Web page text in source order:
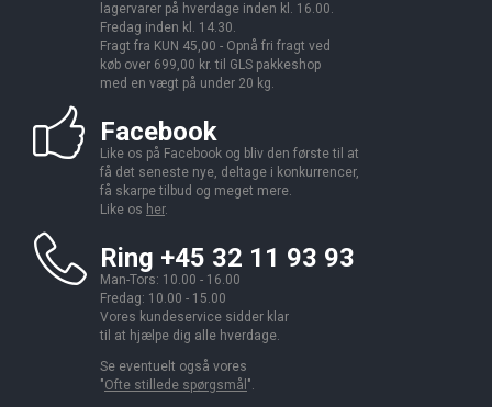
lagervarer på hverdage inden kl. 16.00.
Fredag inden kl. 14.30.
Fragt fra KUN 45,00 - Opnå fri fragt ved
køb over 699,00 kr. til GLS pakkeshop
med en vægt på under 20 kg.
Facebook
Like os på Facebook og bliv den første til at
få det seneste nye, deltage i konkurrencer,
få skarpe tilbud og meget mere.
Like os her.
Ring +45 32 11 93 93
Man-Tors: 10.00 - 16.00
Fredag: 10.00 - 15.00
Vores kundeservice sidder klar
til at hjælpe dig alle hverdage.
Se eventuelt også vores
"Ofte stillede spørgsmål ".